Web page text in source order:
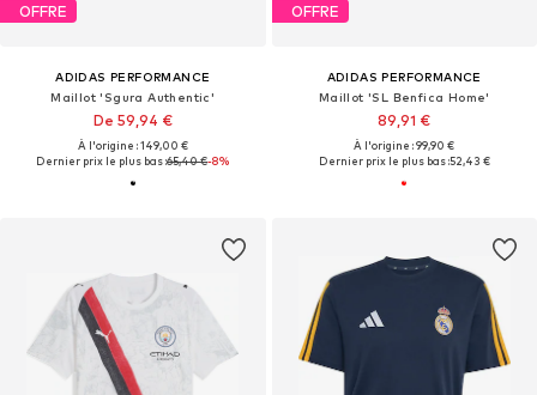
OFFRE
ADIDAS PERFORMANCE
Maillot 'Sgura Authentic'
De 59,94 €
À l'origine : 149,00 €
Dernier prix le plus bas :65,40 €-8%
OFFRE
ADIDAS PERFORMANCE
Maillot 'SL Benfica Home'
89,91 €
À l'origine : 99,90 €
Dernier prix le plus bas :52,43 €